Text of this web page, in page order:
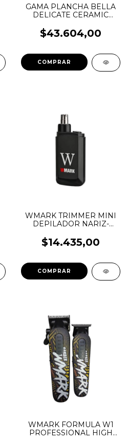
GAMA PLANCHA BELLA
DELICATE CERAMIC
$43.604,00
WMARK TRIMMER MINI
DEPILADOR NARIZ-
$14.435,00
WMARK FORMULA W1
PROFESSIONAL HIGH